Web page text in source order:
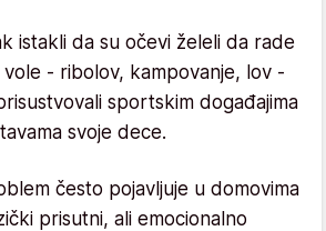
istakli da su očevi želeli da rade
- ribolov, kampovanje, lov -
sportskim događajima
svoje dece.
često pojavljuje u domovima
prisutni, ali emocionalno